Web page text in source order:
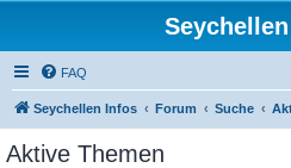
FAQ
Seychellen Infos Forum Suche
Aktive Themen